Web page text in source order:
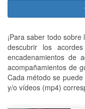
¡Para saber todo
descubrir los
encadenamientos de
acompañamientos de
Cada método se
y/o vídeos (mp4)